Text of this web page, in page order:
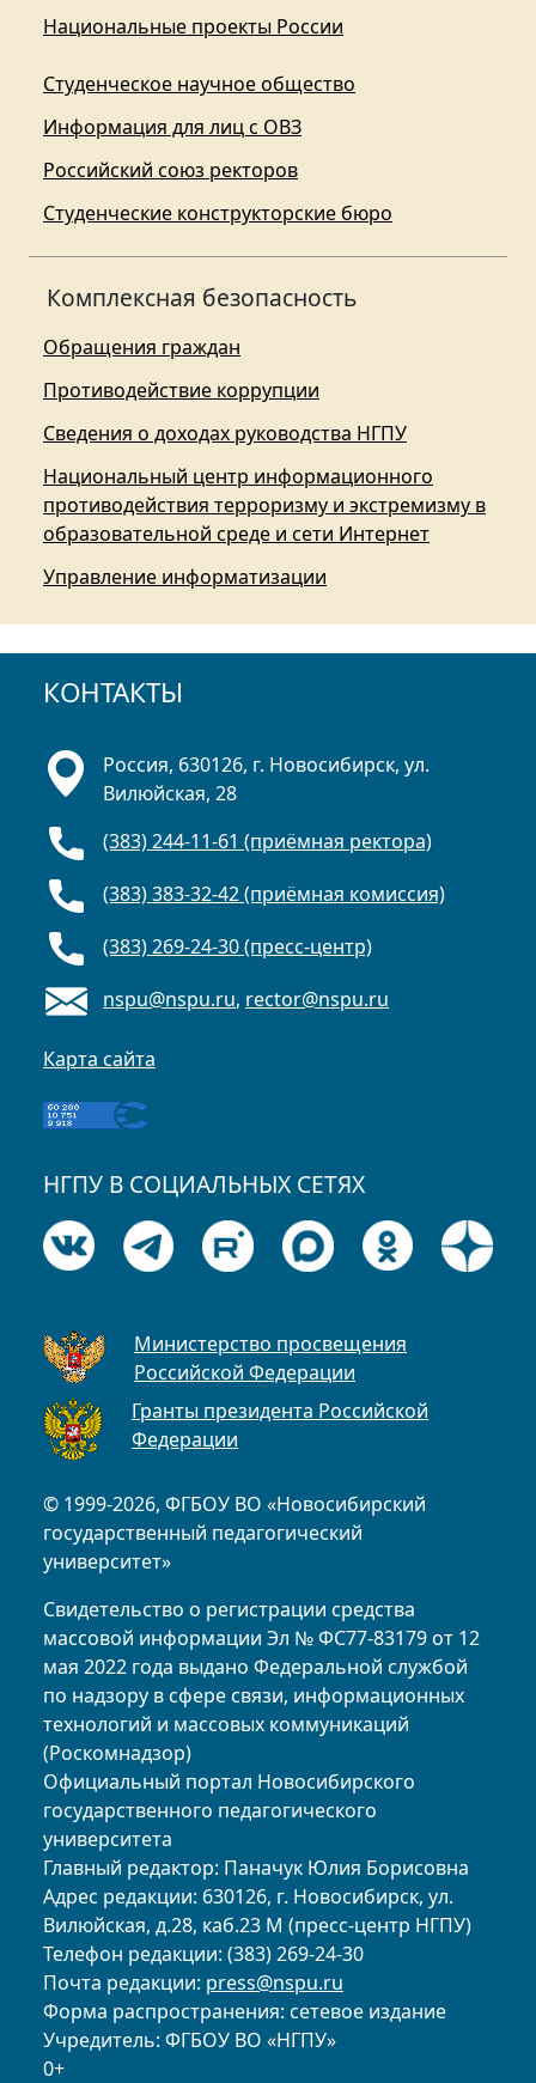
Национальные проекты России
Студенческое научное общество
Информация для лиц с ОВЗ
Российский союз ректоров
Студенческие конструкторские бюро
Комплексная безопасность
Обращения граждан
Противодействие коррупции
Сведения о доходах руководства НГПУ
Национальный центр информационного
противодействия терроризму и экстремизму в
образовательной среде и сети Интернет
Управление информатизации
КОНТАКТЫ
© 1999-2026, ФГБОУ ВО «Новосибирский
государственный педагогический
университет»
Свидетельство о регистрации средства
массовой информации Эл № ФС77-83179 от 12
мая 2022 года выдано Федеральной службой
по надзору в сфере связи, информационных
технологий и массовых коммуникаций
(Роскомнадзор)
Официальный портал Новосибирского
государственного педагогического
университета
Главный редактор: Паначук Юлия Борисовна
Адрес редакции: 630126, г. Новосибирск, ул.
Вилюйская, д.28, каб.23 М (пресс-центр НГПУ)
Телефон редакции: (383) 269-24-30
Почта редакции: press@nspu.ru
Форма распространения: сетевое издание
Учредитель: ФГБОУ ВО «НГПУ»
0+
Россия, 630126, г. Новосибирск, ул.
Вилюйская, 28
(383) 244-11-61 (приёмная ректора)
(383) 383-32-42 (приёмная комиссия)
(383) 269-24-30 (пресс-центр)
nspu@nspu.ru, rector@nspu.ru
Карта сайта
НГПУ В СОЦИАЛЬНЫХ СЕТЯХ
Министерство просвещения
Российской Федерации
Гранты президента Российской
Федерации